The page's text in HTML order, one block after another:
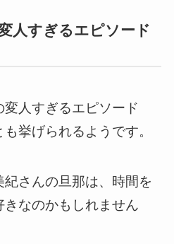
人すぎるエピソード
人すぎるエピソード
挙げられるようです。
さんの旦那は、時間を
きなのかもしれません